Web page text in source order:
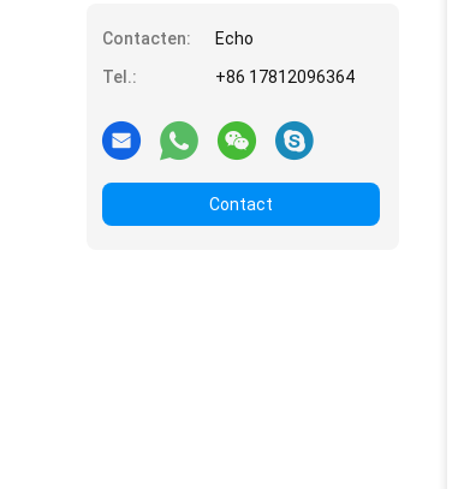
Contacten:
Echo
Tel.:
+86 17812096364
Contact